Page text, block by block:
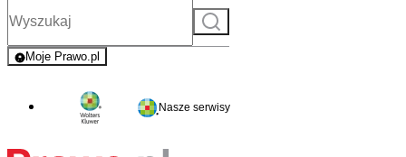
Szukaj
Moje Prawo.pl
- rejestracja i logowanie do serwisu
Nasze serwisy